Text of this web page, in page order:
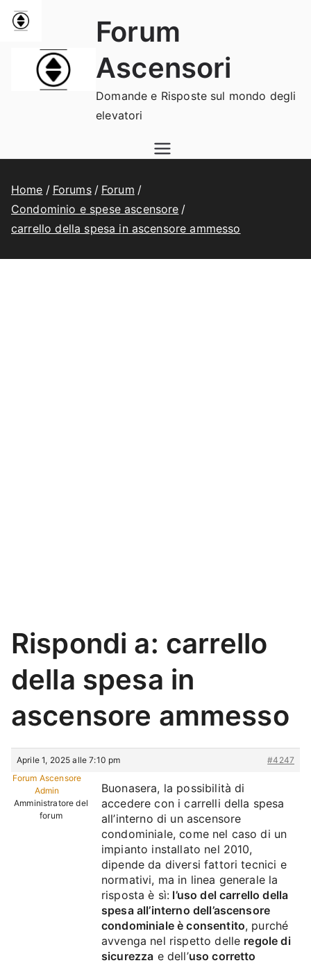
Vai
contenuto
Forum
Ascensori
Domande e Risposte sul mondo degli
elevatori
Home Forums
Forum
Condominio e spese ascensore
carrello della spesa in ascensore ammesso
Rispondi a: carrello
della spesa in
ascensore ammesso
Aprile 1, 2025 alle 7:10 pm
#4247
Forum Ascensore
Admin
Amministratore del
forum
Buonasera, la possibilità di
accedere con i carrelli della spesa
all’interno di un ascensore
condominiale, come nel caso di un
impianto installato nel 2010,
dipende da diversi fattori tecnici e
normativi, ma in linea generale la
risposta è sì: l’uso del carrello della
spesa all’interno dell’ascensore
condominiale è consentito, purché
avvenga nel rispetto delle regole di
sicurezza e dell’uso corretto